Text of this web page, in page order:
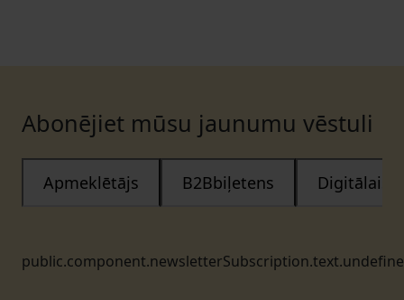
Abonējiet mūsu jaunumu vēstuli
Apmeklētājs B2Bbiļetens Digitālais